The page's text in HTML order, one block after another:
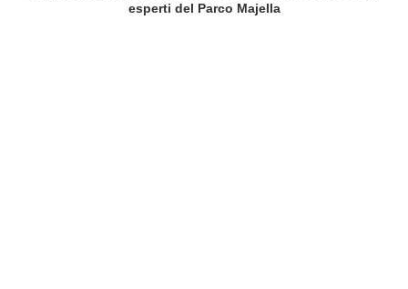
esperti del Parco Majella